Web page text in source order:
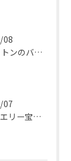
08
LVルイヴィトンのバッグダミエネヴァーフルショルダーバッグト...
07
貴金属ジュエリー宝石750K18金製の喜平ネックレスを買取さ...